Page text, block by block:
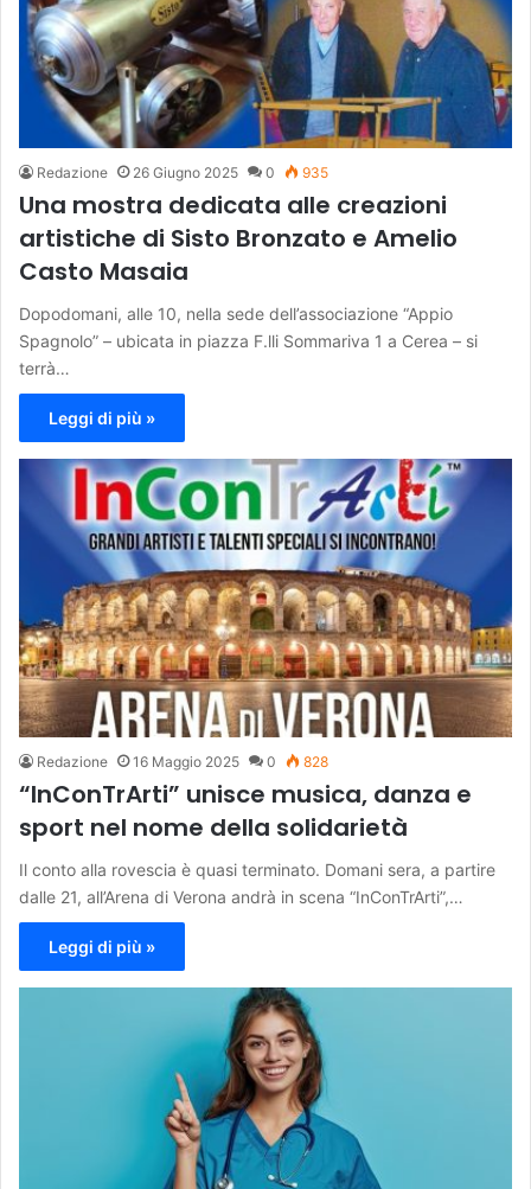
Redazione 26 Giugno 2025 0 935
Una mostra dedicata alle creazioni
artistiche di Sisto Bronzato e Amelio
Casto Masaia
Dopodomani, alle 10, nella sede dell’associazione “Appio
Spagnolo” – ubicata in piazza F.lli Sommariva 1 a Cerea – si
terrà…
Leggi di più »
Redazione 16 Maggio 2025 0 828
“InConTrArti” unisce musica, danza e
sport nel nome della solidarietà
Il conto alla rovescia è quasi terminato. Domani sera, a partire
dalle 21, all’Arena di Verona andrà in scena “InConTrArti”,…
Leggi di più »